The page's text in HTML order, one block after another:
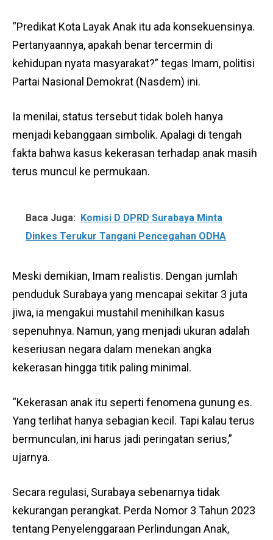
“Predikat Kota Layak Anak itu ada konsekuensinya.
Pertanyaannya, apakah benar tercermin di
kehidupan nyata masyarakat?” tegas Imam, politisi
Partai Nasional Demokrat (Nasdem) ini.
Ia menilai, status tersebut tidak boleh hanya
menjadi kebanggaan simbolik. Apalagi di tengah
fakta bahwa kasus kekerasan terhadap anak masih
terus muncul ke permukaan.
Baca Juga: Komisi D DPRD Surabaya Minta
Dinkes Terukur Tangani Pencegahan ODHA
Meski demikian, Imam realistis. Dengan jumlah
penduduk Surabaya yang mencapai sekitar 3 juta
jiwa, ia mengakui mustahil menihilkan kasus
sepenuhnya. Namun, yang menjadi ukuran adalah
keseriusan negara dalam menekan angka
kekerasan hingga titik paling minimal.
“Kekerasan anak itu seperti fenomena gunung es.
Yang terlihat hanya sebagian kecil. Tapi kalau terus
bermunculan, ini harus jadi peringatan serius,”
ujarnya.
Secara regulasi, Surabaya sebenarnya tidak
kekurangan perangkat. Perda Nomor 3 Tahun 2023
tentang Penyelenggaraan Perlindungan Anak,